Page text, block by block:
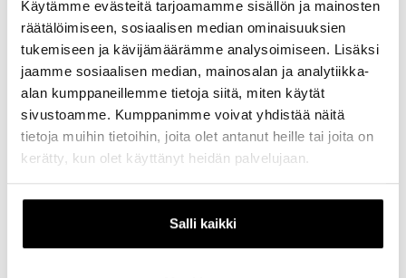
Käytämme evästeitä tarjoamamme sisällön ja mainosten
räätälöimiseen, sosiaalisen median ominaisuuksien
tukemiseen ja kävijämäärämme analysoimiseen. Lisäksi
jaamme sosiaalisen median, mainosalan ja analytiikka-
alan kumppaneillemme tietoja siitä, miten käytät
sivustoamme. Kumppanimme voivat yhdistää näitä
tietoja muihin tietoihin, joita olet antanut heille tai joita on
kerätty, kun olet käyttänyt heidän palvelujaan.
Salli kaikki
Josma Oy on vuonna 1976 perustettu tilitoimisto. Meitä on
kolme reipasta KLT-kirjanpitäjää, joiden kanssa on helppo
sopia joustavasti taloushallinnon hoidosta. Käytössämme
on VismaFivaldi-ohjelmisto. Ota yhteyttä, niin katsotaan
olisimmeko me sinulle se oikea tilitoimisto.
Avoinna olemme sopimuksen mukaan. Varmista, että